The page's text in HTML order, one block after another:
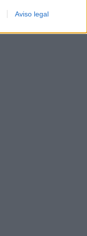
Aviso legal